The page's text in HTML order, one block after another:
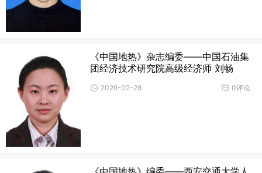
《中国地热》杂志编委——中国石油集
团经济技术研究院高级经济师 刘畅
0评论
2026-02-28